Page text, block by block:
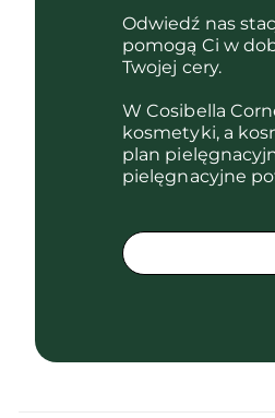
Odwiedź nas
pomogą Ci w
Twojej cery.
W Cosibella
kosmetyki, a
plan
pielęgnacyjne